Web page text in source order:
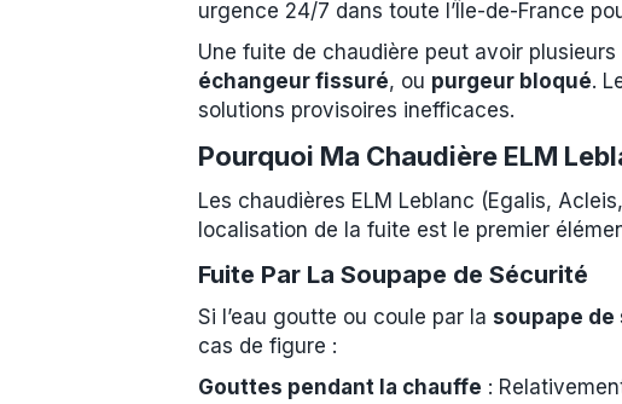
urgence 24/7 dans toute l’Île-de-France
Une fuite de chaudière peut avoir plusieurs
échangeur fissuré, ou purgeur bloqué.
solutions provisoires inefficaces.
Pourquoi Ma Chaudière ELM
Les chaudières ELM Leblanc (Egalis,
localisation de la fuite est le premier
Fuite Par La Soupape de Sécurité
Si l’eau goutte ou coule par la soupape de
cas de figure :
Gouttes pendant la chauffe :